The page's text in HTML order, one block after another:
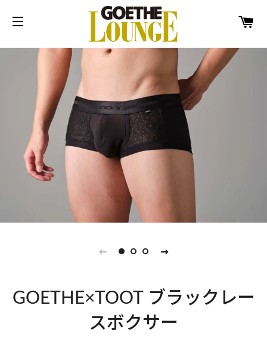
GOETHE×TOOT ブラックレー
スボクサー